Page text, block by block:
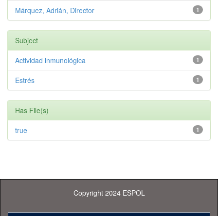
1
Márquez, Adrián, Director
Subject
1
Actividad inmunológica
1
Estrés
Has File(s)
1
true
Copyright 2024 ESPOL